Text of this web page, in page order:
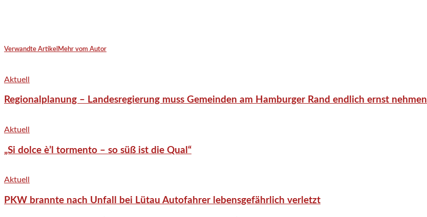
Verwandte Artikel Mehr vom Autor
Aktuell
Regionalplanung – Landesregierung muss Gemeinden am Hamburger Rand endlich ernst nehmen
Aktuell
„Si dolce è’l tormento – so süß ist die Qual“
Aktuell
PKW brannte nach Unfall bei Lütau Autofahrer lebensgefährlich verletzt